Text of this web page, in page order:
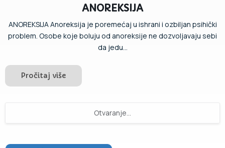
ANOREKSIJA
ANOREKSIJA Anoreksija je poremećaj u ishrani i ozbiljan psihički
problem. Osobe koje boluju od anoreksije ne dozvoljavaju sebi
da jedu...
Pročitaj više
Otvaranje...